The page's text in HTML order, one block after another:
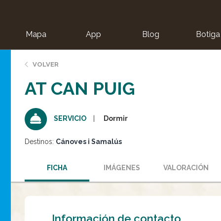
Mapa App Blog Botiga
VOLVER
AT CAN PUIG
SERVICIO Dormir
Destinos: Cánoves i Samalús
FICHA IMÁGENES VALORACIÓN